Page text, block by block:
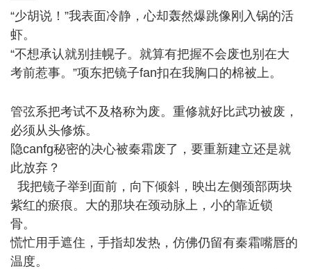
“少胡说！”我表面冷静，心却轰然爆跳像刚入锅的活
虾。
“不想承认就别挂幌子。就算有把握不会废也别在大
考前惹事。”项东把镜子fan扣在我胸口的棉被上。
管弦系把考试不及格称为废。重修就好比武功被废，
必须从头修炼。
隐canfg秘密的决心被秦霜废了，要重新建立还是就
此放弃？
我把镜子举到面前，向下倾斜，映出左侧颈部两块
紫红的瘀痕。大的那块在颈动脉上，小的靠近锁
骨。
慌忙用手遮住，手指却发热，仿佛仍留有秦霜嘴唇的
温度。